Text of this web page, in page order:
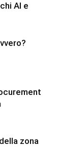
AI e
zona